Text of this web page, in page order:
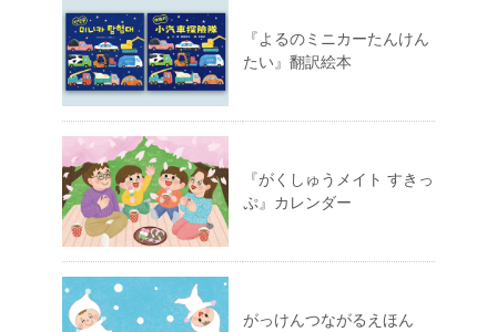
『よるのミニカーたんけん
たい』翻訳絵本
『がくしゅうメイト すきっ
ぷ』カレンダー
がっけんつながるえほん